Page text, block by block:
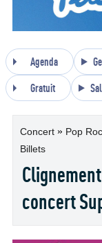
Agenda
Gratuit
Concert » Pop
Billets
concert